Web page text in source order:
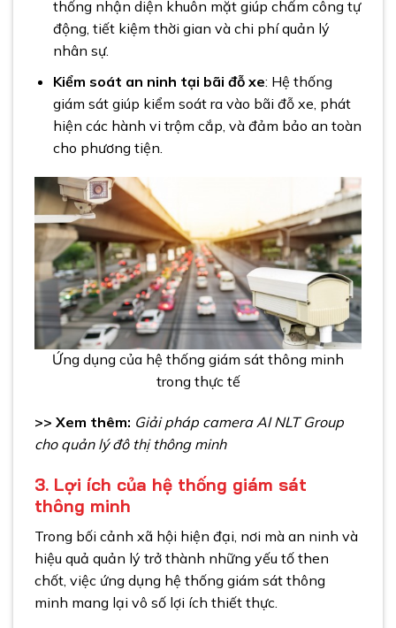
thống nhận diện khuôn mặt giúp chấm công tự
động, tiết kiệm thời gian và chi phí quản lý
nhân sự.
Kiểm soát an ninh tại bãi đỗ xe: Hệ thống
giám sát giúp kiểm soát ra vào bãi đỗ xe, phát
hiện các hành vi trộm cắp, và đảm bảo an toàn
cho phương tiện.
Ứng dụng của hệ thống giám sát thông minh
trong thực tế
>> Xem thêm: Giải pháp camera AI NLT Group
cho quản lý đô thị thông minh
3. Lợi ích của hệ thống giám sát
thông minh
Trong bối cảnh xã hội hiện đại, nơi mà an ninh và
hiệu quả quản lý trở thành những yếu tố then
chốt, việc ứng dụng hệ thống giám sát thông
minh mang lại vô số lợi ích thiết thực.